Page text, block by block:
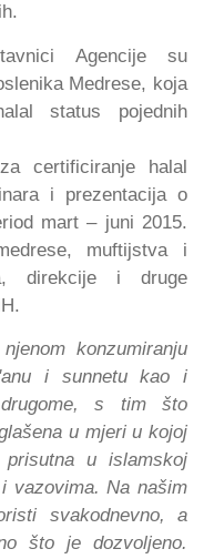
Agencije su
Medrese, koja
status pojednih
certificiranje halal
i prezentacija o
mart – juni 2015.
muftijstva i
direkcije i druge
konzumiranju
i sunnetu kao i
s tim što
u mjeri u kojoj
u islamskoj
vazovima. Na našim
svakodnevno, a
što je dozvoljeno.